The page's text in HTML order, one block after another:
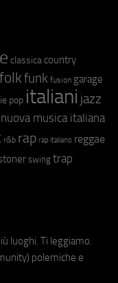
classica country
folkfunk fusion garage
pop italiani jazz
nuova musica italiana
r&b rap rap italiano reggae
swing trap
luoghi. Ti leggiamo.
polemiche e